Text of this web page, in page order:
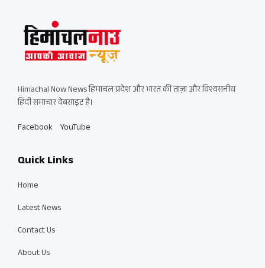
Himachal Now News हिमाचल प्रदेश और भारत की ताज़ा और विश्वसनीय
हिंदी समाचार वेबसाइट है।
Facebook YouTube
Quick Links
Home
Latest News
Contact Us
About Us